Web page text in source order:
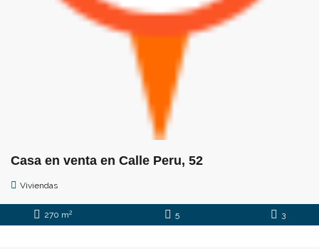
Casa en venta en Calle Peru, 52
Viviendas
270 m2 5 3